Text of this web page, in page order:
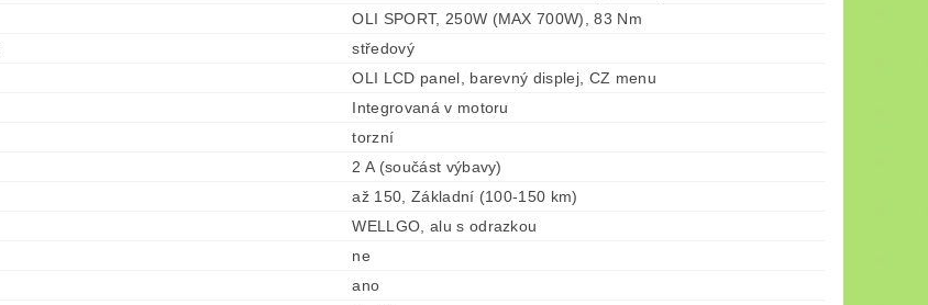
OLI SPORT, 250W (MAX 700W), 83 Nm
středový
OLI LCD panel, barevný displej, CZ menu
Integrovaná v motoru
torzní
2 A (součást výbavy)
až 150, Základní (100-150 km)
WELLGO, alu s odrazkou
ne
ano